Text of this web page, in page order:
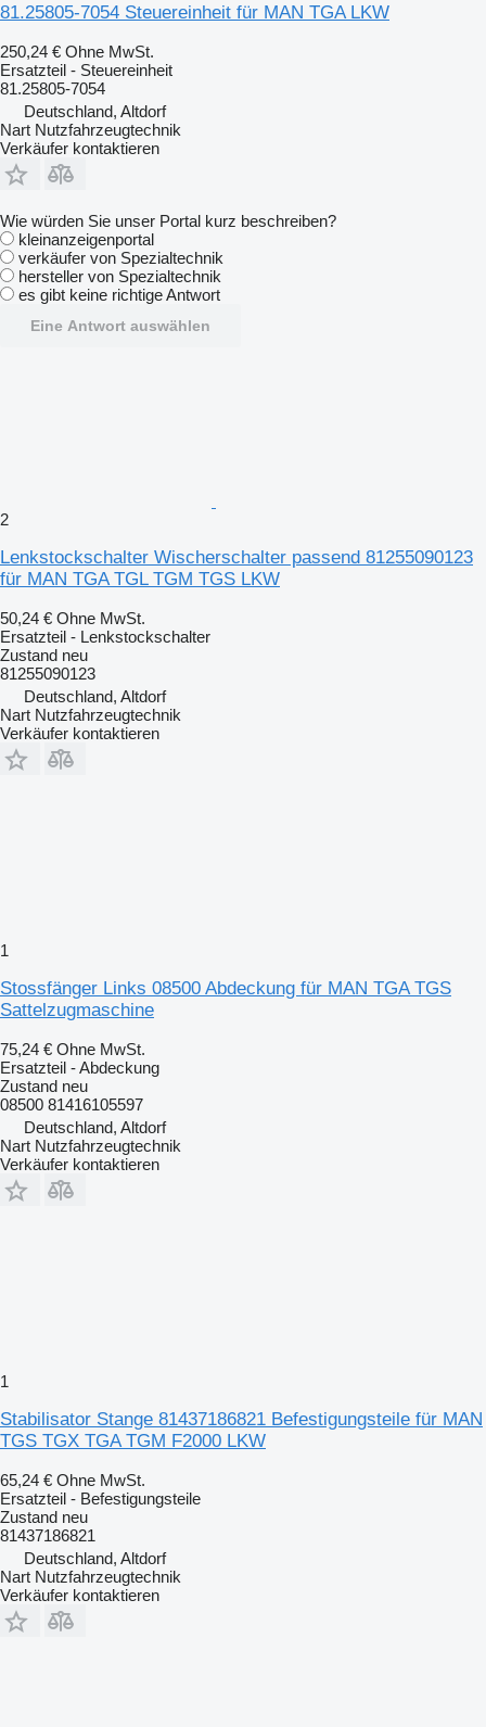
81.25805-7054 Steuereinheit für MAN TGA LKW
250,24 € Ohne MwSt.
Ersatzteil - Steuereinheit
81.25805-7054
Deutschland, Altdorf
Nart Nutzfahrzeugtechnik
Verkäufer kontaktieren
Wie würden Sie unser Portal kurz beschreiben?
kleinanzeigenportal
verkäufer von Spezialtechnik
hersteller von Spezialtechnik
es gibt keine richtige Antwort
Eine Antwort auswählen
2
Lenkstockschalter Wischerschalter passend 81255090123
für MAN TGA TGL TGM TGS LKW
50,24 € Ohne MwSt.
Ersatzteil - Lenkstockschalter
Zustand neu
81255090123
Deutschland, Altdorf
Nart Nutzfahrzeugtechnik
Verkäufer kontaktieren
1
Stossfänger Links 08500 Abdeckung für MAN TGA TGS
Sattelzugmaschine
75,24 € Ohne MwSt.
Ersatzteil - Abdeckung
Zustand neu
08500 81416105597
Deutschland, Altdorf
Nart Nutzfahrzeugtechnik
Verkäufer kontaktieren
1
Stabilisator Stange 81437186821 Befestigungsteile für MAN
TGS TGX TGA TGM F2000 LKW
65,24 € Ohne MwSt.
Ersatzteil - Befestigungsteile
Zustand neu
81437186821
Deutschland, Altdorf
Nart Nutzfahrzeugtechnik
Verkäufer kontaktieren